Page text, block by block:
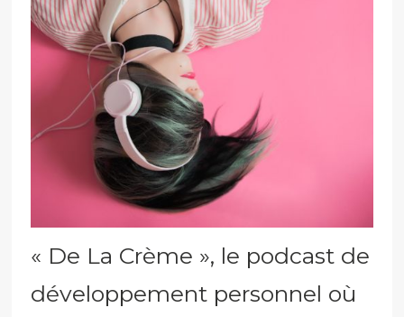
« De La Crème », le podcast de
développement personnel où